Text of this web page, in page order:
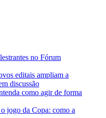
no Fórum
editais ampliam a
discussão
como agir de forma
jogo da Copa: como a